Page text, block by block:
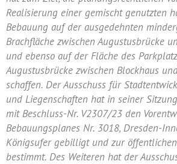
Realisierung einer gemischt genutzten
Bebauung auf der ausgedehnten
Brachfläche zwischen Augustusbrücke
und ebenso auf der Fläche des
Augustusbrücke zwischen Blockhaus
schaffen. Der Ausschuss für
und Liegenschaften hat in seiner
mit Beschluss-Nr. V2307/23 den
Bebauungsplanes Nr. 3018, Dresden-
Königsufer gebilligt und zur
bestimmt. Des Weiteren hat der